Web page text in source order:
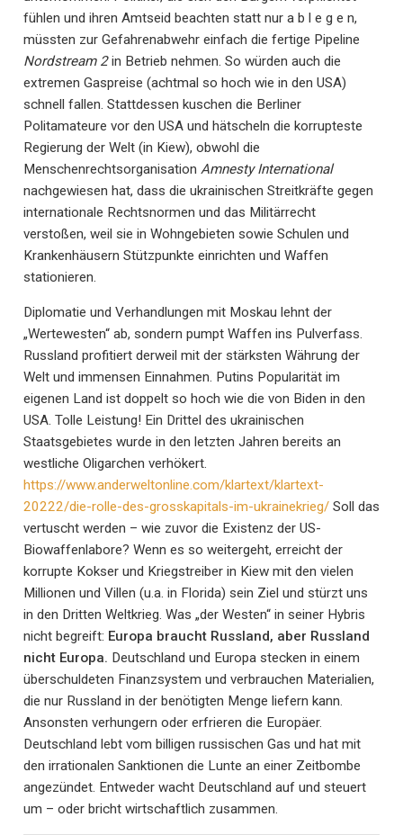
fühlen und ihren Amtseid beachten statt nur a b l e g e n,
müssten zur Gefahrenabwehr einfach die fertige Pipeline
Nordstream 2in Betrieb nehmen. So würden auch die
extremen Gaspreise (achtmal so hoch wie in den USA)
schnell fallen. Stattdessen kuschen die Berliner
Politamateure vor den USA und hätscheln die korrupteste
Regierung der Welt (in Kiew), obwohl die
Menschenrechtsorganisation Amnesty International
nachgewiesen hat, dass die ukrainischen Streitkräfte gegen
internationale Rechtsnormen und das Militärrecht
verstoßen, weil sie in Wohngebieten sowie Schulen und
Krankenhäusern Stützpunkte einrichten und Waffen
stationieren.
Diplomatie und Verhandlungen mit Moskau lehnt der
„Wertewesten“ ab, sondern pumpt Waffen ins Pulverfass.
Russland profitiert derweil mit der stärksten Währung der
Welt und immensen Einnahmen. Putins Popularität im
eigenen Land ist doppelt so hoch wie die von Biden in den
USA. Tolle Leistung! Ein Drittel des ukrainischen
Staatsgebietes wurde in den letzten Jahren bereits an
westliche Oligarchen verhökert.
https://www.anderweltonline.com/klartext/klartext-
20222/die-rolle-des-grosskapitals-im-ukrainekrieg/ Soll das
vertuscht werden – wie zuvor die Existenz der US-
Biowaffenlabore? Wenn es so weitergeht, erreicht der
korrupte Kokser und Kriegstreiber in Kiew mit den vielen
Millionen und Villen (u.a. in Florida) sein Ziel und stürzt uns
in den Dritten Weltkrieg. Was „der Westen“ in seiner Hybris
nicht begreift: Europa braucht Russland, aber Russland
nicht Europa. Deutschland und Europa stecken in einem
überschuldeten Finanzsystem und verbrauchen Materialien,
die nur Russland in der benötigten Menge liefern kann.
Ansonsten verhungern oder erfrieren die Europäer.
Deutschland lebt vom billigen russischen Gas und hat mit
den irrationalen Sanktionen die Lunte an einer Zeitbombe
angezündet. Entweder wacht Deutschland auf und steuert
um – oder bricht wirtschaftlich zusammen.